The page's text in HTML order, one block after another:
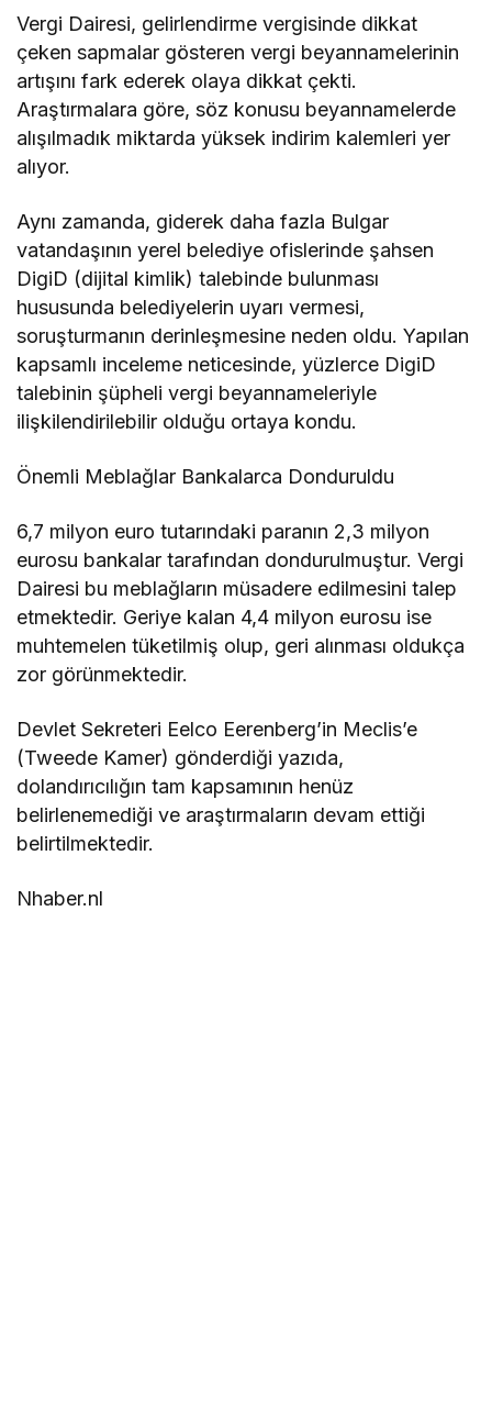
Vergi Dairesi, gelirlendirme vergisinde dikkat
çeken sapmalar gösteren vergi beyannamelerinin
artışını fark ederek olaya dikkat çekti.
Araştırmalara göre, söz konusu beyannamelerde
alışılmadık miktarda yüksek indirim kalemleri yer
alıyor.
Aynı zamanda, giderek daha fazla Bulgar
vatandaşının yerel belediye ofislerinde şahsen
DigiD (dijital kimlik) talebinde bulunması
hususunda belediyelerin uyarı vermesi,
soruşturmanın derinleşmesine neden oldu. Yapılan
kapsamlı inceleme neticesinde, yüzlerce DigiD
talebinin şüpheli vergi beyannameleriyle
ilişkilendirilebilir olduğu ortaya kondu.
Önemli Meblağlar Bankalarca Donduruldu
6,7 milyon euro tutarındaki paranın 2,3 milyon
eurosu bankalar tarafından dondurulmuştur. Vergi
Dairesi bu meblağların müsadere edilmesini talep
etmektedir. Geriye kalan 4,4 milyon eurosu ise
muhtemelen tüketilmiş olup, geri alınması oldukça
zor görünmektedir.
Devlet Sekreteri Eelco Eerenberg’in Meclis’e
(Tweede Kamer) gönderdiği yazıda,
dolandırıcılığın tam kapsamının henüz
belirlenemediği ve araştırmaların devam ettiği
belirtilmektedir.
Nhaber.nl